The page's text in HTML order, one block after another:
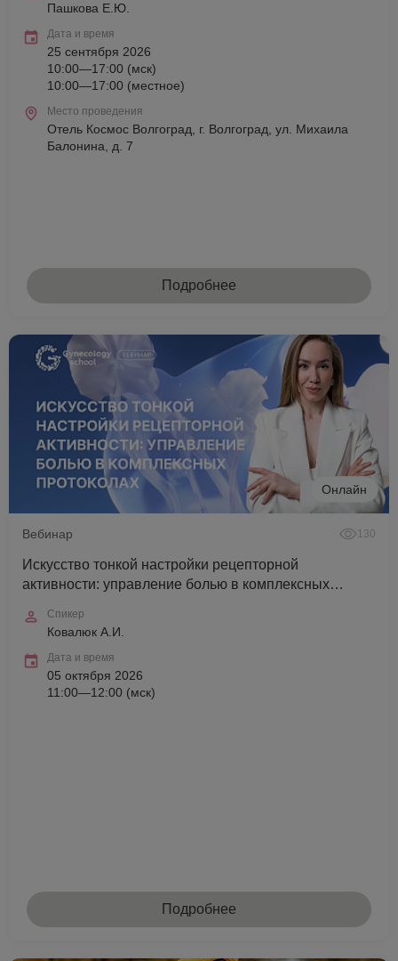
Пашкова Е.Ю.
Дата и время
25 сентября 2026
10:00—17:00 (мск)
10:00—17:00 (местное)
Место проведения
Отель Космос Волгоград, г. Волгоград, ул. Михаила
Балонина, д. 7
Подробнее
Онлайн
Вебинар 130
Искусство тонкой настройки рецепторной
активности: управление болью в комплексных
Спикер
Ковалюк А.И.
Дата и время
05 октября 2026
11:00—12:00 (мск)
Подробнее